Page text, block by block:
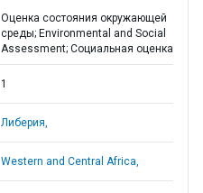
Оценка состояния окружающей
среды; Environmental and Social
Assessment; Социальная оценка
1
Либерия,
Western and Central Africa,